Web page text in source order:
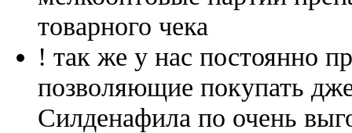
товарного чека
! так же у нас постоянно
позволяющие покупать
Силденафила по очень